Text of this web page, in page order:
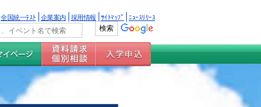
全国統一ﾃｽﾄ 企業案内 採用情報 ｻｲﾄﾏｯﾌﾟ ﾆｭｰｽﾘﾘｰｽ